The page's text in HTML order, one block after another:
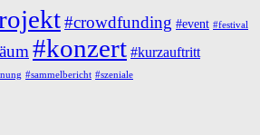
#crowdfunding #event #festival
#konzert #kurzauftritt
#sammelbericht #szeniale